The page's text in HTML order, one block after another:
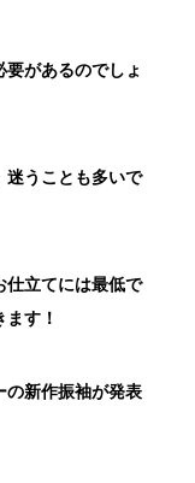
があるのでしょ
迷うことも多いで
仕立てには最低で
す！
の新作振袖が発表